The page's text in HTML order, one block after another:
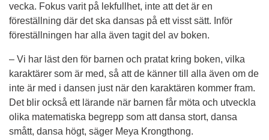
vecka. Fokus varit på lekfullhet, inte att det är en
föreställning där det ska dansas på ett visst sätt. Inför
föreställningen har alla även tagit del av boken.
– Vi har läst den för barnen och pratat kring boken, vilka
karaktärer som är med, så att de känner till alla även om de
inte är med i dansen just när den karaktären kommer fram.
Det blir också ett lärande när barnen får möta och utveckla
olika matematiska begrepp som att dansa stort, dansa
smått, dansa högt, säger Meya Krongthong.